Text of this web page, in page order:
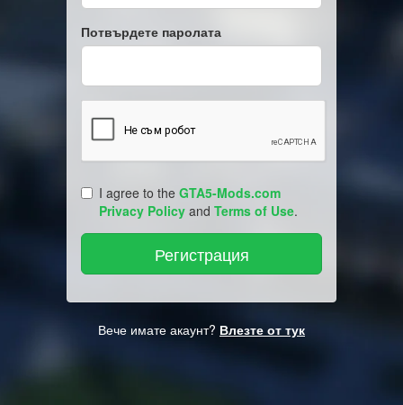
Потвърдете паролата
I agree to the GTA5-Mods.com
Privacy Policy and Terms of Use.
Вече имате акаунт? Влезте от тук